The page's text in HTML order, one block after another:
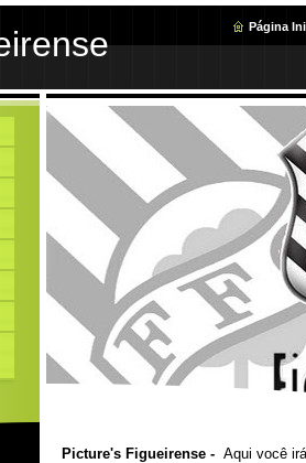
Página
Picture's Figueirense - Aqui você